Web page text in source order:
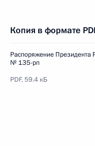
Копия в формате
Распоряжение Президента
№ 135-рп
PDF, 59.4 кБ